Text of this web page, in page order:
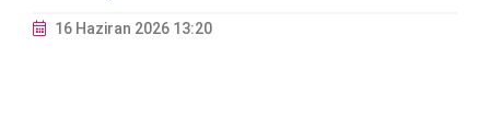
16 Haziran 2026 13:20